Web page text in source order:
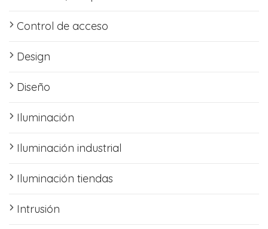
Control de acceso
Design
Diseño
Iluminación
Iluminación industrial
Iluminación tiendas
Intrusión